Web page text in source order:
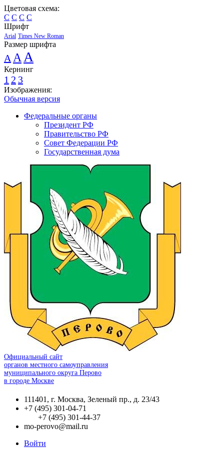
Цветовая схема:
C C C C
Шрифт
Arial Times New Roman
Размер шрифта
A A A
Кернинг
1 2 3
Изображения:
Обычная версия
Федеральные органы
Президент РФ
Правительство РФ
Совет Федерации РФ
Государственная дума
Официальный сайт
органов местного самоуправления
муниципального округа Перово
в городе Москве
111401, г. Москва, Зеленый пр., д. 23/43
+7 (495) 301-04-71
+7 (495) 301-44-37
mo-perovo@mail.ru
Войти